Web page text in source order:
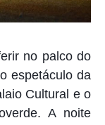
no palco do
espetáculo da
Cultural e o
A noite